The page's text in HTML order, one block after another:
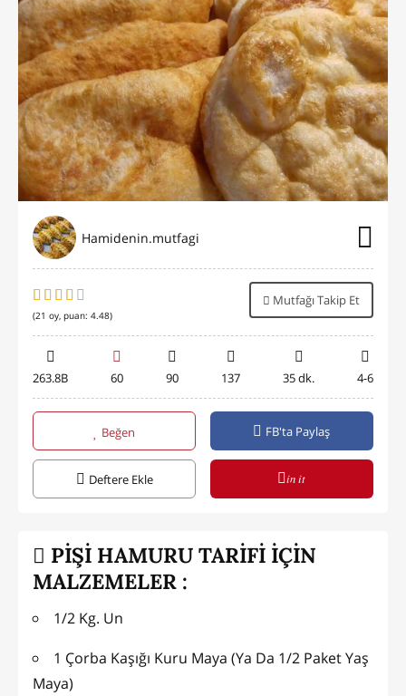
Hamidenin.mutfagi
(21 oy, puan: 4.48)
Mutfağı Takip Et
263.8B 60 90 137 35 dk. 4-6
Beğen FB'ta Paylaş
Deftere Ekle in it
PİŞİ HAMURU TARİFİ İÇİN
MALZEMELER :
1/2 Kg. Un
1 Çorba Kaşığı Kuru Maya (Ya Da 1/2 Paket Yaş
Maya)